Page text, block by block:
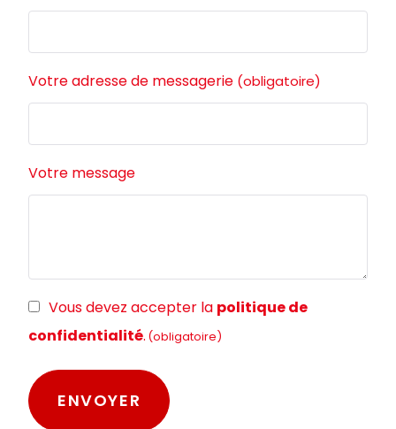
Votre adresse de messagerie (obligatoire)
Votre message
RGPDVous devez accepter la politique de
confidentialité. (obligatoire)